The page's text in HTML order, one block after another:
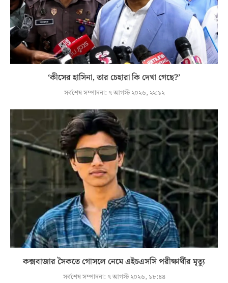
‘কীসের হাসিনা, তার চেহারা কি দেখা গেছে?’
সর্বশেষ সম্পাদনা: ৭ আগস্ট ২০২৬, ২২:১২
কক্সবাজার সৈকতে গোসলে নেমে এইচএসসি পরীক্ষার্থীর মৃত্যু
সর্বশেষ সম্পাদনা: ৭ আগস্ট ২০২৬, ১৮:৪৪